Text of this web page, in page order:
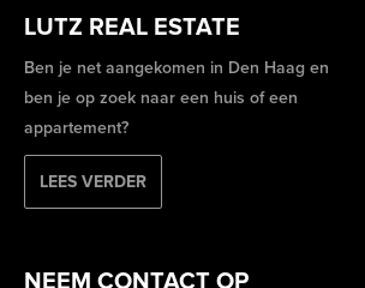
LUTZ REAL ESTATE
Ben je net aangekomen in Den Haag en
ben je op zoek naar een huis of een
appartement?
LEES VERDER